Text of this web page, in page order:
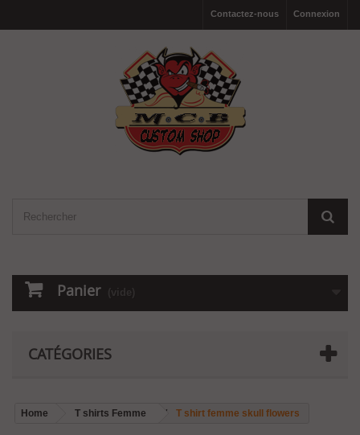
Connexion
Contactez-nous
Panier (vide)
CATÉGORIES
Home T shirts Femme T shirt femme skull flowers